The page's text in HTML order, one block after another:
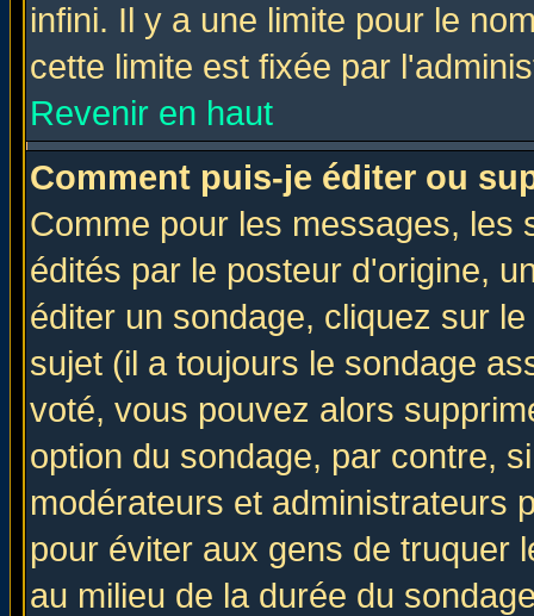
infini. Il y a une limite pour le
cette limite est fixée par
Revenir en haut
Comment puis-je éditer ou
Comme pour les messages, les
édités par le posteur d'origine,
éditer un sondage, cliquez sur
sujet (il a toujours le sondage
voté, vous pouvez alors
option du sondage, par contre,
modérateurs et administrateurs
pour éviter aux gens de truquer
au milieu de la durée du